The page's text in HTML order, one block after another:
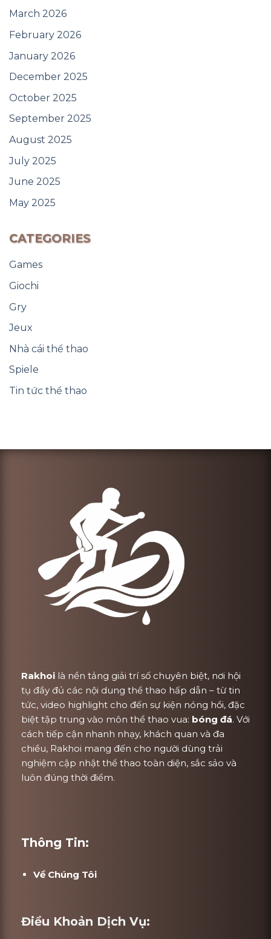
March 2026
February 2026
January 2026
December 2025
October 2025
September 2025
August 2025
July 2025
June 2025
May 2025
CATEGORIES
Games
Giochi
Gry
Jeux
Nhà cái thể thao
Spiele
Tin tức thể thao
Rakhoi là nền tảng giải trí số chuyên biệt, nơi hội
tụ đầy đủ các nội dung thể thao hấp dẫn – từ tin
tức, video highlight cho đến sự kiện nóng hổi, đặc
biệt tập trung vào môn thể thao vua: bóng đá. Với
cách tiếp cận nhanh nhạy, khách quan và đa
chiều, Rakhoi mang đến cho người dùng trải
nghiệm cập nhật thể thao toàn diện, sắc sảo và
luôn đúng thời điểm.
Thông Tin:
Về Chúng Tôi
Điều Khoản Dịch Vụ: